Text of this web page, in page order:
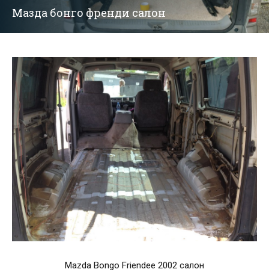
Мазда бонго френди салон
Mazda Bongo Friendee 2002 салон